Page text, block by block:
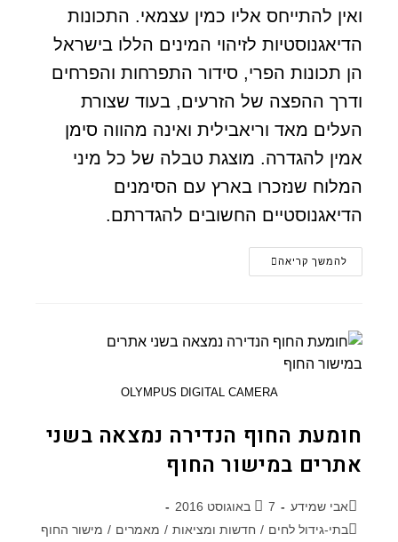
ואין להתייחס אליו כמין עצמאי. התכונות
הדיאגנוסטיות לזיהוי המינים הללו בישראל
הן תכונות הפרי, סידור התפרחות והפרחים
ודרך ההפצה של הזרעים, בעוד שצורת
העלים מאד וריאבילית ואינה מהווה סימן
אמין להגדרה. מוצגת טבלה של כל מיני
המלוח שנזכרו בארץ עם הסימנים
הדיאגנוסטיים החשובים להגדרתם.
להמשך קריאה
OLYMPUS DIGITAL CAMERA
חומעת החוף הנדירה נמצאה בשני
אתרים במישור החוף
אבי שמידע
7 באוגוסט 2016
בתי-גידול לחים / חדשות ומציאות / מאמרים / מישור החוף